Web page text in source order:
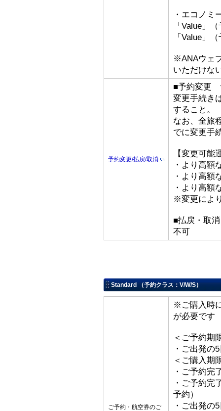
・エコノミ
「Value」
「Value」
※ANAウェ
いただけな
予約変更/払戻/取消
■予約変更
変更手続き
すること。
なお、全旅
でに変更手
【変更可能
・より高額
・より高額
・より高額
※変更によ
■払戻・取
不可
Standard （予約クラス：V/W/S）
ご予約・航空券のご
※ご購入時
が必要です
＜ご予約期
・ご出発の
＜ご購入期
・ご予約完
・ご予約完
予約）
・ご出発の